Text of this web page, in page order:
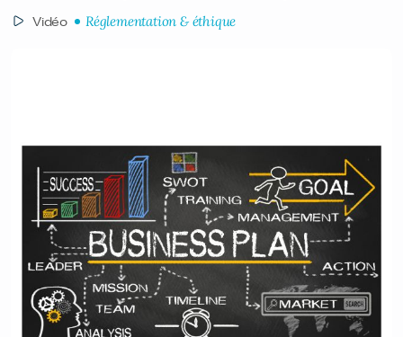
Vidéo Réglementation & éthique